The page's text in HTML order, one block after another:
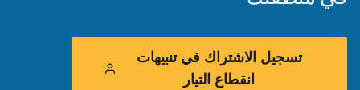
تسجيل الاشتراك في تنبيهات
انقطاع التيار